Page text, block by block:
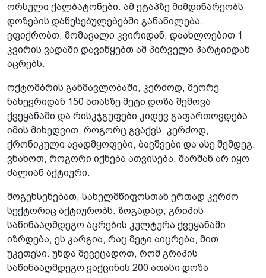
ორსული ქალბატონები. ამ ეტაპზე მიმდინარეობს
დოზების დაწესებულებებში განაწილება.
ვფიქრობთ, მომავალი კვირიდან, დაახლოებით 1
კვირის ვადაში დავიწყებთ ამ პირველი პარტიიდან
აცრებს.
ოქტომბრის განმავლობაში, კერძოდ, მეორე
ნახევრიდან 150 ათასზე მეტი დოზა შემოვა
ქვეყანაში და რისკჯგუფები კიდევ გაფართოვდება
იმის მიხედვით, როგორც გვაქვს, კერძოდ,
ქრონიკული ავადმყოფები, ბავშვები და ასე შემდეგ.
ვნახოთ, როგორი იქნება ათვისება. შარშან არ იყო
ძალიან აქტიური.
მოგეხსენებათ, სახელმწიფოსთან ერთად კერძო
სექტორიც აქტიურობს. ზოგადად, გრიპის
საწინააღმდეგო აცრების კულტურა ქვეყანაში
იზრდება, ეს კარგია, რაც მეტი აიცრება, მით
უკეთესი. უნდა შევეცადოთ, რომ გრიპის
საწინააღმდეგო ვაქცინის 200 ათასი დოზა